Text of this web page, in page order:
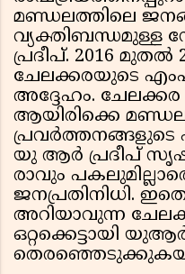
മണ്ഡലത്തിലെ
വ്യക്തിബന്ധമുള്ള
പ്രദീപ്‌. 2016
ചേലക്കരയുടെ
അദ്ദേഹം.
ആയിരിക്കെ
യു ആർ പ്രദീപ്
രാവും
ജനപ്രതിനിധി.
അറിയാവുന്ന
ഒറ്റക്കെട്ടായി